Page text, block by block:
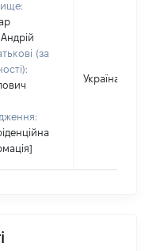
Андрій
(за
Україна